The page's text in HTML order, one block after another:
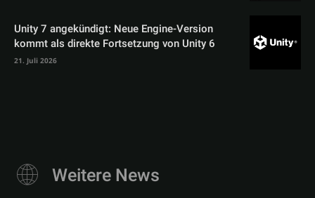
Unity 7 angekündigt: Neue Engine-Version
kommt als direkte Fortsetzung von Unity 6
21. Juli 2026
Weitere News